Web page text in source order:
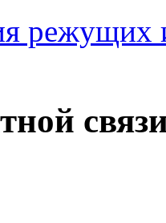
режущих